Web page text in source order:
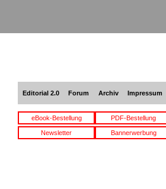
Editorial 2.0 Forum Archiv Impressum
eBook-Bestellung PDF-Bestellung
Newsletter Bannerwerbung